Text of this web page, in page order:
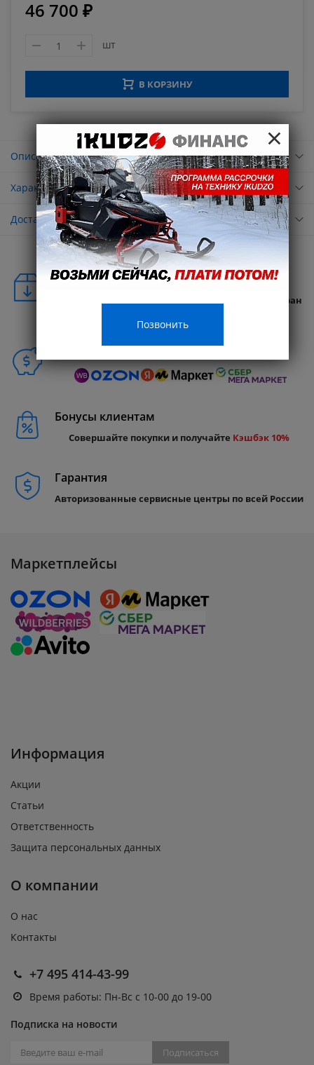
46 700 ₽
шт
В КОРЗИНУ
Описание
Характеристики
Доставка
Удобная доставка
Бесплатная доставка в любую точку России и стран
Бонусы клиентам
Совершайте покупки и получайте Кэшбэк 10%
Гарантия
Авторизованные сервисные центры по всей России
Маркетплейсы
Информация
Акции
Статьи
Ответственность
Защита персональных данных
О компании
О нас
Контакты
+7 495 414-43-99
Время работы: Пн-Вс с 10-00 до 19-00
Подписка на новости
Подписаться
×
Позвонить